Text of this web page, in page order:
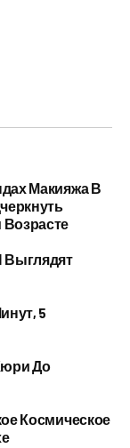
Макияжа В
Выглядят
5
До
Космическое